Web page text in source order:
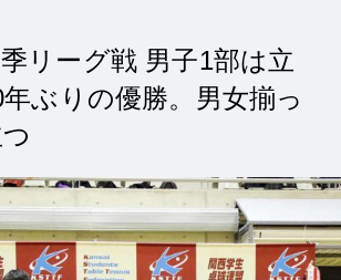
リーグ戦 男子1部は立
ぶりの優勝。男女揃っ